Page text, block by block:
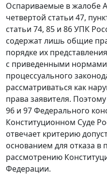
Оспариваемые в жалобе
четвертой статьи 47,
статьи 74, 85 и 86УПК
содержат лишь общие
порядке их
с приведенными нормами
процессуального
рассматриваться как
права заявителя.
96 и 97Федерального
Конституционном Суде
отвечает критерию
основанием для отказа в
рассмотрению
Федерации.